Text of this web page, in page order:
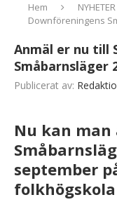
Hem NYHETER
Downföreningens
Anmäl er nu till
Småbarnsläger
Publicerat av:
Nu kan
september